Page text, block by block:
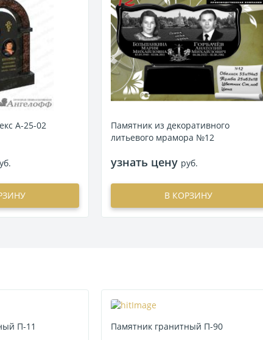
А-25-02
Памятник из декоративного
литьевого мрамора №12
узнать цену руб.
В КОРЗИНУ
П-11 Памятник гранитный П-90